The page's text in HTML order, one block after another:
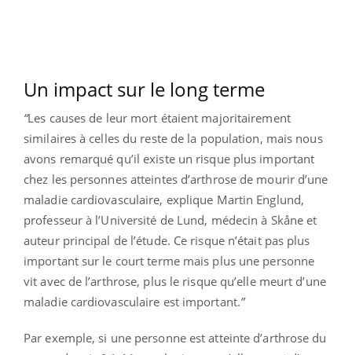
Un impact sur le long terme
“Les causes de leur mort étaient majoritairement
similaires à celles du reste de la population, mais nous
avons remarqué qu’il existe un risque plus important
chez les personnes atteintes d’arthrose de mourir d’une
maladie cardiovasculaire, explique Martin Englund,
professeur à l’Université de Lund, médecin à Skåne et
auteur principal de l’étude. Ce risque n’était pas plus
important sur le court terme mais plus une personne
vit avec de l’arthrose, plus le risque qu’elle meurt d’une
maladie cardiovasculaire est important.”
Par exemple, si une personne est atteinte d’arthrose du